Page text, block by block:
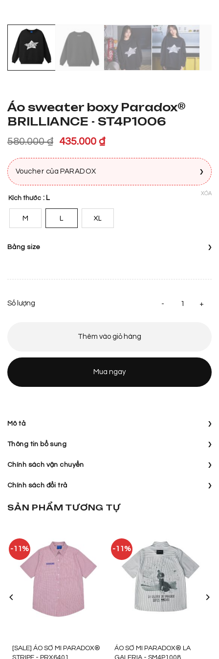
Áo sweater boxy Paradox®
BRILLIANCE - ST4P1006
580.000₫ Giá
là:
580.000 ₫.
435.000 ₫Giá
tại
435.000 ₫.
Voucher của PARADOX ›
Kích thước : L
M L XL
XÓA
Bảng size ›
Thêm vào giỏ hàng
Mua ngay
Mô tả ›
Thông tin bổ sung ›
Chính sách vận chuyển ›
Chính sách đổi trả ›
SẢN PHẨM TƯƠNG TỰ
-11%
[SALE] ÁO SƠ MI PARADOX®
STRIPE - PRX6401
-11%
ÁO SƠ MI PARADOX® LA
GALERIA - SM4P1008